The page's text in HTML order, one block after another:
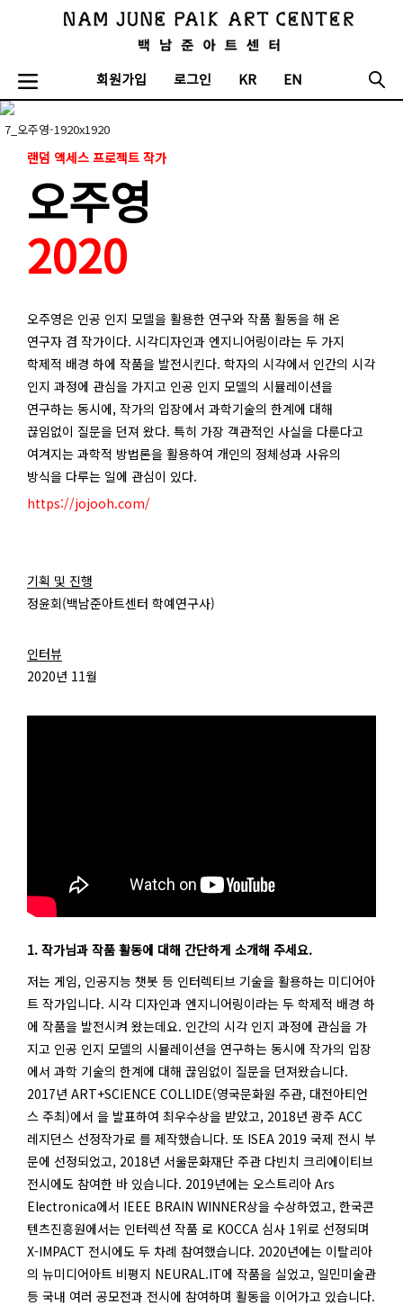
회원가입 로그인 KR EN
7_오주영-1920x1920
랜덤 액세스 프로젝트 작가
오주영
2020
오주영은 인공 인지 모델을 활용한 연구와 작품 활동을 해 온
연구자 겸 작가이다. 시각디자인과 엔지니어링이라는 두 가지
학제적 배경 하에 작품을 발전시킨다. 학자의 시각에서 인간의 시각
인지 과정에 관심을 가지고 인공 인지 모델의 시뮬레이션을
연구하는 동시에, 작가의 입장에서 과학기술의 한계에 대해
끊임없이 질문을 던져 왔다. 특히 가장 객관적인 사실을 다룬다고
여겨지는 과학적 방법론을 활용하여 개인의 정체성과 사유의
방식을 다루는 일에 관심이 있다.
https://jojooh.com/
기획 및 진행
정윤회(백남준아트센터 학예연구사)
인터뷰
2020년 11월
1. 작가님과 작품 활동에 대해 간단하게 소개해 주세요.
저는 게임, 인공지능 챗봇 등 인터렉티브 기술을 활용하는 미디어아
트 작가입니다. 시각 디자인과 엔지니어링이라는 두 학제적 배경 하
에 작품을 발전시켜 왔는데요. 인간의 시각 인지 과정에 관심을 가
지고 인공 인지 모델의 시뮬레이션을 연구하는 동시에 작가의 입장
에서 과학 기술의 한계에 대해 끊임없이 질문을 던져왔습니다.
2017년 ART+SCIENCE COLLIDE(영국문화원 주관, 대전아티언
스 주최)에서 을 발표하여 최우수상을 받았고, 2018년 광주 ACC
레지던스 선정작가로 를 제작했습니다. 또 ISEA 2019 국제 전시 부
문에 선정되었고, 2018년 서울문화재단 주관 다빈치 크리에이티브
전시에도 참여한 바 있습니다. 2019년에는 오스트리아 Ars
Electronica에서 IEEE BRAIN WINNER상을 수상하였고, 한국콘
텐츠진흥원에서는 인터렉션 작품 로 KOCCA 심사 1위로 선정되며
X-IMPACT 전시에도 두 차례 참여했습니다. 2020년에는 이탈리아
의 뉴미디어아트 비평지 NEURAL.IT에 작품을 실었고, 일민미술관
등 국내 여러 공모전과 전시에 참여하며 활동을 이어가고 있습니다.